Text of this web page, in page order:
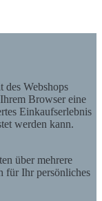
Webshops
Browser eine
Einkaufserlebnis
werden kann.
über mehrere
für Ihr persönliches